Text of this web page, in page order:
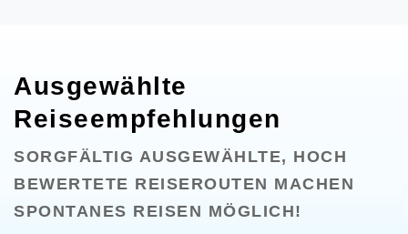
Ausgewählte
Reiseempfehlungen
SORGFÄLTIG AUSGEWÄHLTE, HOCH
BEWERTETE REISEROUTEN MACHEN
SPONTANES REISEN MÖGLICH!